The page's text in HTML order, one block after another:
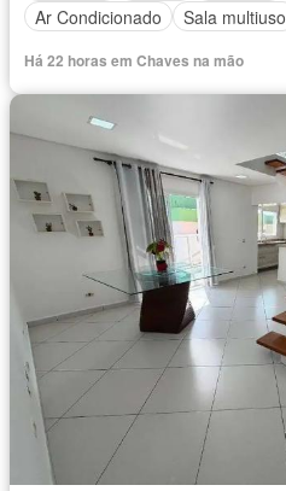
Ar Condicionado
Sala multiuso
Há 22 horas em Chaves na mão